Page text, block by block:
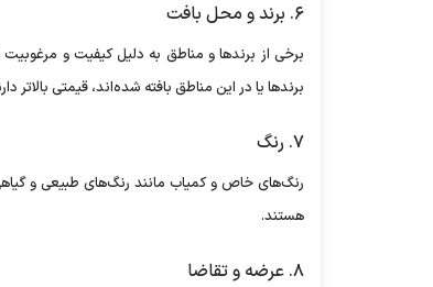
۶. برند و محل بافت
برخی از برند‌ها و مناطق به دلیل کیفیت و
برند‌ها یا در این مناطق بافته شده‌اند، قیمتی بالاتر
۷. رنگ
رنگ‌های خاص و کمیاب مانند رنگ‌های طبیعی و گیاهی،
هستند.
۸. عرضه و تقاضا